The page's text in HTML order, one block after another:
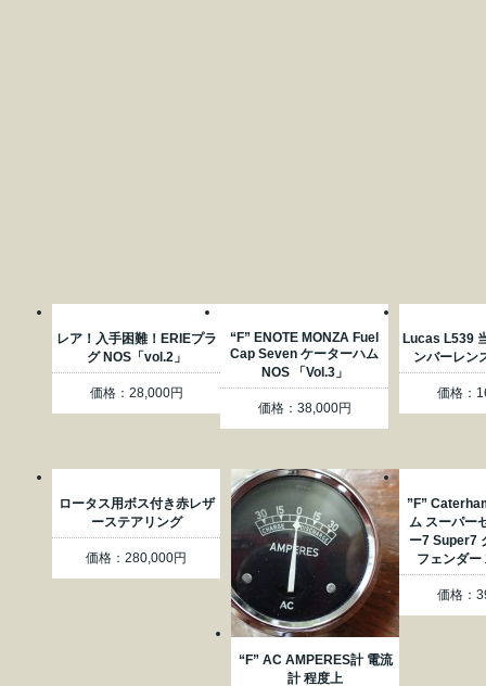
レア！入手困難！ERIEプラ
グ NOS「vol.2」
価格：28,000円
“F” ENOTE MONZA Fuel
Cap Seven ケーターハム
NOS 「Vol.3」
価格：38,000円
Lucas L539
ンバーレン
価格：
ロータス用ボス付き赤レザ
ーステアリング
価格：280,000円
“F” AC AMPERES計 電流
計 程度上
”F”
ム スーパー
ー7 Super7
フェンダー
価格：